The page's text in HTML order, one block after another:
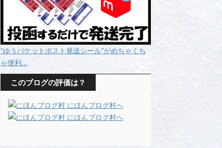
”ゆうパケットポスト発送シール”がめちゃくち
ゃ便利...
このブログの評価は？